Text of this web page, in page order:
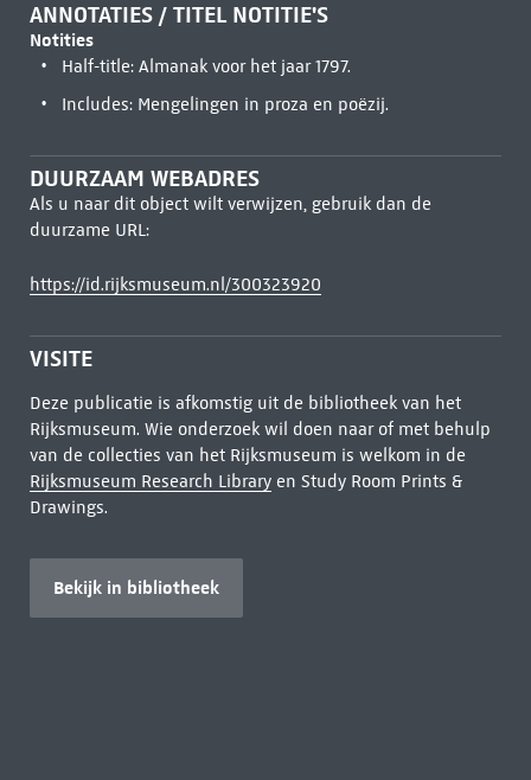
ANNOTATIES / TITEL NOTITIE'S
Notities
Half-title: Almanak voor het jaar 1797.
Includes: Mengelingen in proza en poëzij.
DUURZAAM WEBADRES
Als u naar dit object wilt verwijzen, gebruik dan de
duurzame URL:
https://id.rijksmuseum.nl/300323920
VISITE
Deze publicatie is afkomstig uit de bibliotheek van het
Rijksmuseum. Wie onderzoek wil doen naar of met behulp
van de collecties van het Rijksmuseum is welkom in de
Rijksmuseum Research Libraryen Study Room Prints &
Drawings.
Bekijk in bibliotheek